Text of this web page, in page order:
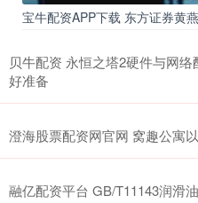
宝牛配资APP下载 东方证券黄
贝牛配资 永恒之塔2硬件与网
好准备
澄海股票配资网官网 窝趣公寓
融亿配资平台 GB/T11143润滑